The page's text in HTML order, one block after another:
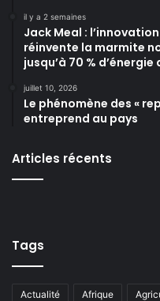
il y a 2 semaines
Jack Meal :
réinvente la marmite
jusqu’à 70 % d’énergie
juillet 10, 2026
Le phénomène des «
entreprend au pays
Articles récents
Tags
Actualité Afrique